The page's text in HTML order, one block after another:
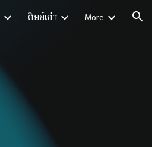
ศิษย์เก่า More